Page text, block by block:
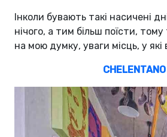
Інколи бувають такі насичені
нічого, а тим більш поїсти, тому
на мою думку, уваги місць, у які
CHELENTANO